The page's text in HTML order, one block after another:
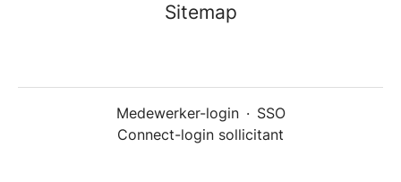
Sitemap
Medewerker-login · SSO
Connect-login sollicitant